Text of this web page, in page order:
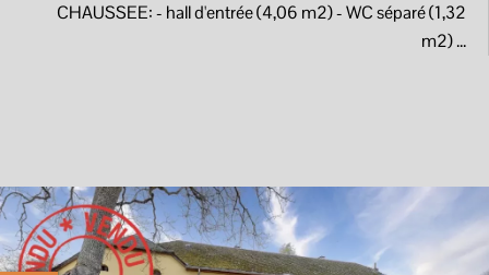
CHAUSSEE: - hall d'entrée (4,06 m2) - WC séparé (1,32
m2) ...